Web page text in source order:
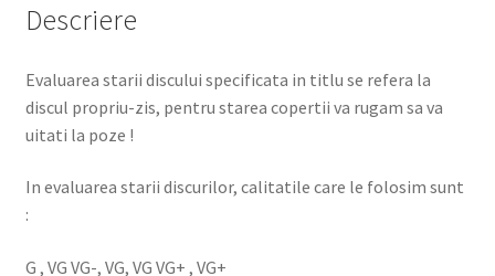
Descriere
Evaluarea starii discului specificata in titlu se refera la
discul propriu-zis, pentru starea copertii va rugam sa va
uitati la poze !
In evaluarea starii discurilor, calitatile care le folosim sunt
:
G , VG VG-, VG, VG VG+ , VG+